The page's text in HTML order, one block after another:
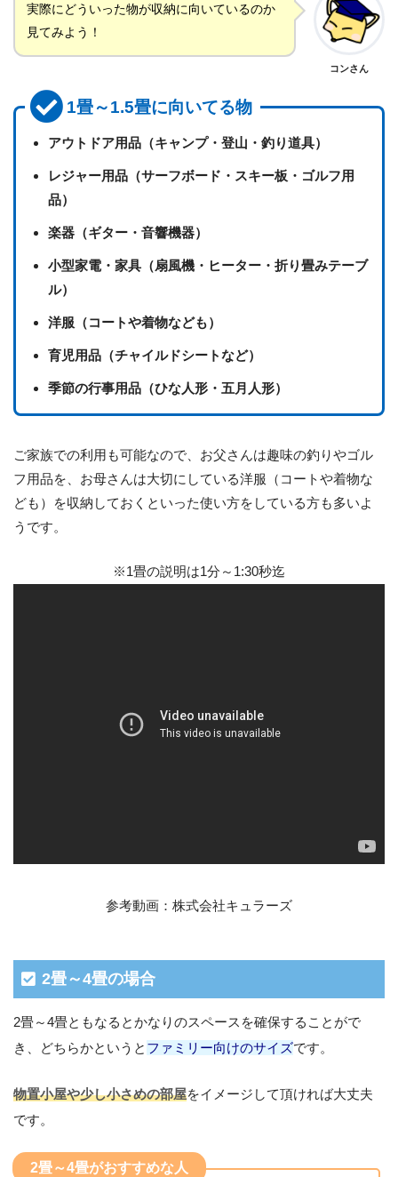
実際にどういった物が収納に向いているのか
見てみよう！
コンさん
1畳～1.5畳に向いてる物
アウトドア用品（キャンプ・登山・釣り道具）
レジャー用品（サーフボード・スキー板・ゴルフ用
品）
楽器（ギター・音響機器）
小型家電・家具（扇風機・ヒーター・折り畳みテーブ
ル）
洋服（コートや着物なども）
育児用品（チャイルドシートなど）
季節の行事用品（ひな人形・五月人形）
ご家族での利用も可能なので、お父さんは趣味の釣りやゴル
フ用品を、お母さんは大切にしている洋服（コートや着物な
ども）を収納しておくといった使い方をしている方も多いよ
うです。
※1畳の説明は1分～1:30秒迄
参考動画：株式会社キュラーズ
2畳～4畳の場合
2畳～4畳ともなるとかなりのスペースを確保することがで
き、どちらかというと ファミリー向けのサイズです。
物置小屋や少し小さめの部屋をイメージして頂ければ大丈夫
です。
2畳～4畳がおすすめな人